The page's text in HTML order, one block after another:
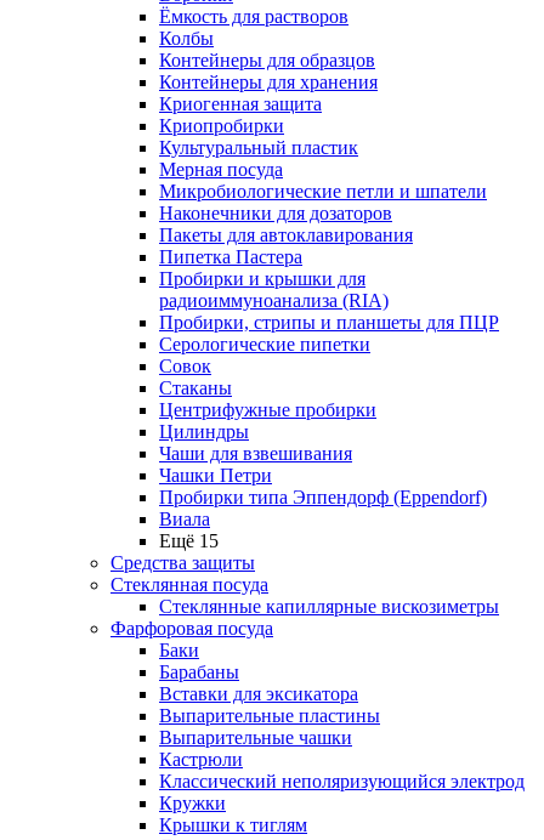
Ёмкость для растворов
Колбы
Контейнеры для образцов
Контейнеры для хранения
Криогенная защита
Криопробирки
Культуральный пластик
Мерная посуда
Микробиологические петли и шпатели
Наконечники для дозаторов
Пакеты для автоклавирования
Пипетка Пастера
Пробирки и крышки для
радиоиммуноанализа (RIA)
Пробирки, стрипы и планшеты для ПЦР
Серологические пипетки
Совок
Стаканы
Центрифужные пробирки
Цилиндры
Чаши для взвешивания
Чашки Петри
Пробирки типа Эппендорф (Eppendorf)
Виала
Ещё 15
Средства защиты
Стеклянная посуда
Стеклянные капиллярные вискозиметры
Фарфоровая посуда
Баки
Барабаны
Вставки для эксикатора
Выпарительные пластины
Выпарительные чашки
Кастрюли
Классический неполяризующийся электрод
Кружки
Крышки к тиглям